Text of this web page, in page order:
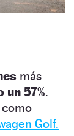
más
un 57%.
Golf.